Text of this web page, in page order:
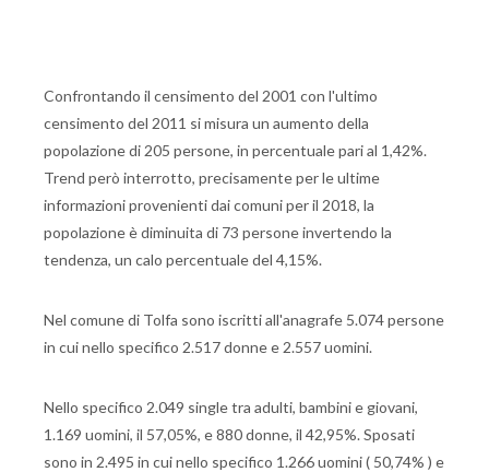
Confrontando il censimento del 2001 con l'ultimo
censimento del 2011 si misura un aumento della
popolazione di 205 persone, in percentuale pari al 1,42%.
Trend però interrotto, precisamente per le ultime
informazioni provenienti dai comuni per il 2018, la
popolazione è diminuita di 73 persone invertendo la
tendenza, un calo percentuale del 4,15%.
Nel comune di Tolfa sono iscritti all'anagrafe 5.074 persone
in cui nello specifico 2.517 donne e 2.557 uomini.
Nello specifico 2.049 single tra adulti, bambini e giovani,
1.169 uomini, il 57,05%, e 880 donne, il 42,95%. Sposati
sono in 2.495 in cui nello specifico 1.266 uomini ( 50,74% ) e